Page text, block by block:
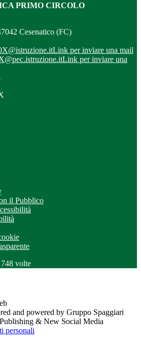
PRIMO CIRCOLO
Cesenatico (FC)
Link per inviare una mail
Link per inviare una
il Pubblico
748 volte
and powered by Gruppo Spaggiari
& New Social Media
personali